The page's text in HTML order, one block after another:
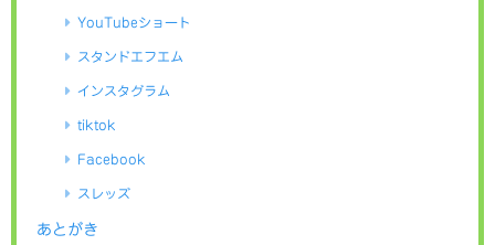
YouTubeショート
スタンドエフエム
インスタグラム
tiktok
Facebook
スレッズ
あとがき